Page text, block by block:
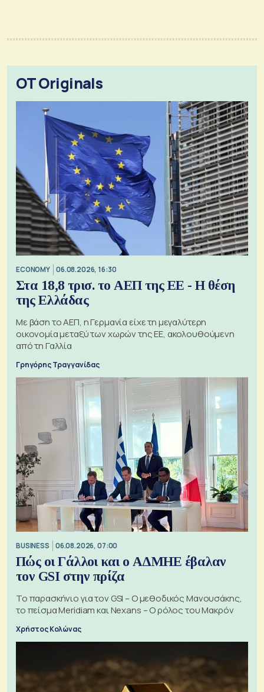
OT Originals
ECONOMY 06.08.2026, 16:30
Στα 18,8 τρισ. το ΑΕΠ της ΕΕ - Η θέση
της Ελλάδας
Με βάση το ΑΕΠ, η Γερμανία είχε τη μεγαλύτερη
οικονομία μεταξύ των χωρών της ΕΕ, ακολουθούμενη
από τη Γαλλία
Γρηγόρης Τραγγανίδας
BUSINESS 06.08.2026, 07:00
Πώς οι Γάλλοι και ο ΑΔΜΗΕ έβαλαν
τον GSI στην πρίζα
Το παρασκήνιο για τον GSI – Ο μεθοδικός Μανουσάκης,
το πείσμα Meridiam και Nexans – Ο ρόλος του Μακρόν
Χρήστος Κολώνας